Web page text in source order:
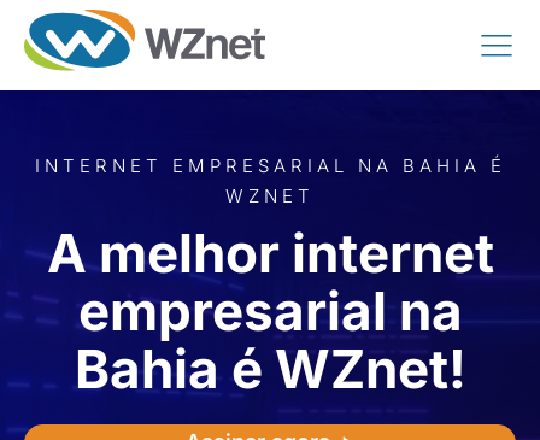
INTERNET EMPRESARIAL NA BAHIA É
WZNET
A melhor internet
empresarial na
Bahia é WZnet!